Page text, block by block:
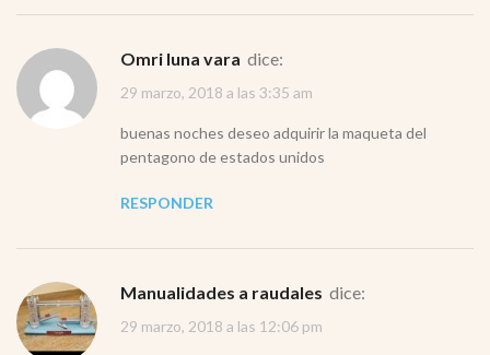
omri luna vara dice:
29 marzo, 2018 a las 3:35 am
buenas noches deseo adquirir la maqueta del
pentagono de estados unidos
RESPONDER
Manualidades a raudales dice:
29 marzo, 2018 a las 12:06 pm